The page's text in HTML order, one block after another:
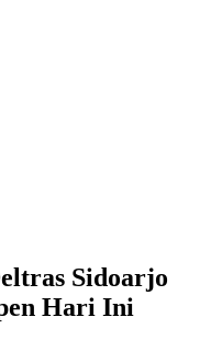
Sidoarjo
Hari Ini